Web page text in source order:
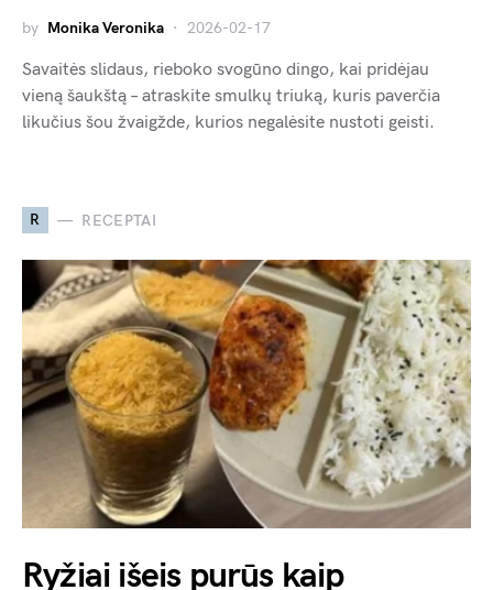
by Monika Veronika 2026-02-17
Savaitės slidaus, rieboko svogūno dingo, kai pridėjau
vieną šaukštą – atraskite smulkų triuką, kuris paverčia
likučius šou žvaigžde, kurios negalėsite nustoti geisti.
R RECEPTAI
Ryžiai išeis purūs kaip